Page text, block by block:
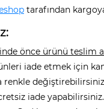
tarafından
önce ürünü teslim
iade etmek için
renkle
iade yapabilirsiniz.